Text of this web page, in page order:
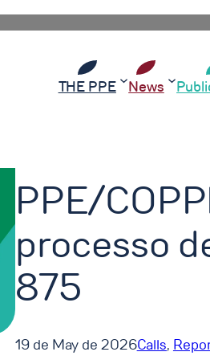
THE PPE News
PPE/
processo
875
19 de May de 2026Calls,